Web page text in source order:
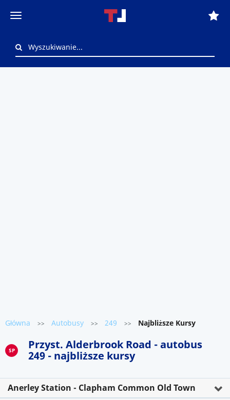
Główna >> Autobusy >> 249 >> Najbliższe Kursy
SP
Przyst. Alderbrook Road - autobus
249 - najbliższe kursy
Anerley Station - Clapham Common Old Town